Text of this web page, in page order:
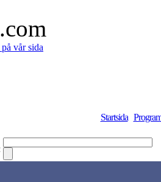
vår sida
Startsida